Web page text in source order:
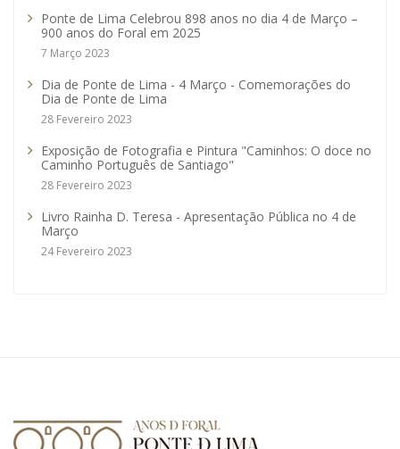
Ponte de Lima Celebrou 898 anos no dia 4 de Março –
900 anos do Foral em 2025
7 Março 2023
Dia de Ponte de Lima - 4 Março - Comemorações do
Dia de Ponte de Lima
28 Fevereiro 2023
Exposição de Fotografia e Pintura "Caminhos: O doce no
Caminho Português de Santiago"
28 Fevereiro 2023
Livro Rainha D. Teresa - Apresentação Pública no 4 de
Março
24 Fevereiro 2023